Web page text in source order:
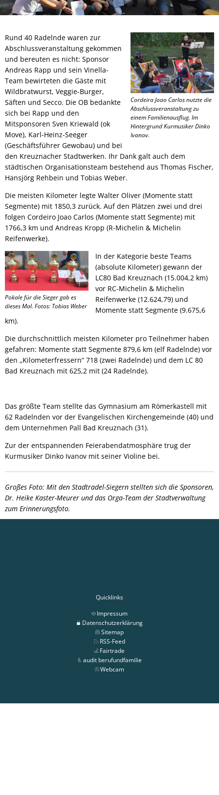
Cordeira Joao Carlos nutzte die
Abschlussveranstaltung zu
einem Familienausflug. Im
Hintergrund Kurmusiker Dinko
Ivanov.
Rund 40 Radelnde waren zur
Abschlussveranstaltung gekommen
und bereuten es nicht: Sponsor
Andreas Rapp und sein Vinella-
Team bewirteten die Gäste mit
Wildbratwurst, Veggie-Burger,
Säften und Secco. Die OB bedankte
sich bei Rapp und den
Mitsponsoren Sven Kriewald (ok
Move), Karl-Heinz-Seeger
(Geschäftsführer Gewobau) und bei
den Kreuznacher Stadtwerken. Ihr Dank galt auch dem
städtischen Organisationsteam bestehend aus Thomas Fischer,
Hansjörg Rehbein und Tobias Weber.
Die meisten Kilometer legte Walter Oliver (Momente statt
Segmente) mit 1850,3 zurück. Auf den Plätzen zwei und drei
folgen Cordeiro Joao Carlos (Momente statt Segmente) mit
1766,3 km und Andreas Kropp (R-Michelin & Michelin
Reifenwerke).
Pokale für die Sieger gab es
dieses Mal. Fotos: Tobias Weber
In der Kategorie beste Teams
(absolute Kilometer) gewann der
LC80 Bad Kreuznach (15.004,2 km)
vor RC-Michelin & Michelin
Reifenwerke (12.624,79) und
Momente statt Segmente (9.675,6
km).
Die durchschnittlich meisten Kilometer pro Teilnehmer haben
gefahren: Momente statt Segmente 879,6 km (elf Radelnde) vor
den „Kilometerfressern“ 718 (zwei Radelnde) und dem LC 80
Bad Kreuznach mit 625,2 mit (24 Radelnde).
Das größte Team stellte das Gymnasium am Römerkastell mit
62 Radelnden vor der Evangelischen Kirchengemeinde (40) und
dem Unternehmen Pall Bad Kreuznach (31).
Zur der entspannenden Feierabendatmosphäre trug der
Kurmusiker Dinko Ivanov mit seiner Violine bei.
Großes Foto: Mit den Stadtradel-Siegern stellten sich die Sponsoren,
Dr. Heike Kaster-Meurer und das Orga-Team der Stadtverwaltung
zum Erinnerungsfoto.
Quicklinks
Impressum
Datenschutzerklärung
Sitemap
RSS-Feed
Fairtrade
audit berufundfamilie
Webcam